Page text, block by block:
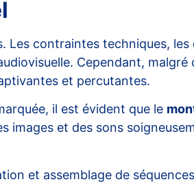
Les contraintes techniques,
Cependant,
et percutantes.
il est évident que le
images et des sons
et assemblage de